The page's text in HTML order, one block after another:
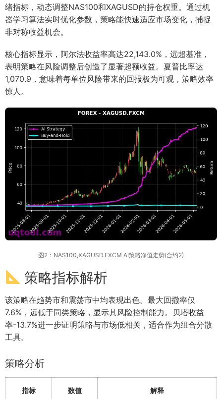
绪指标，动态调整NAS100和XAGUSD的持仓权重。通过机
器学习算法实时优化参数，策略能快速适应市场变化，捕捉
非对称收益机会。
核心指标显示，阿尔法收益率高达22,143.0%，远超基准，
表明策略在风险调整后创造了显著超额收益。夏普比率达
1,070.9，意味着每单位风险带来的回报极为可观，策略效率
惊人。
图2：NAS100,XAGUSD.FXCM AI策略净值走势(合约2)
策略指标解析
该策略在趋势市和震荡市中均表现出色。最大回撤率仅
7.6%，远低于同类策略，显示其风险控制能力。贝塔收益
率-13.7%进一步证明策略与市场低相关，适合作为组合分散
工具。
策略分析
指标 数值 解释